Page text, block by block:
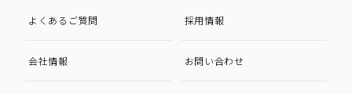
よくあるご質問 採用情報
会社情報 お問い合わせ